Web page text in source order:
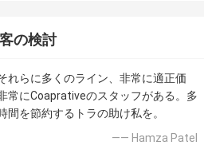
の検討
れらに多くのライン、非常に適正価
常にCoaprativeのスタッフがある。多
間を節約するトラの助け私を。
—— Hamza Patel